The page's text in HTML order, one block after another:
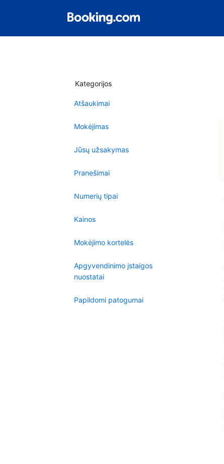
Kategorijos
Atšaukimai
Mokėjimas
Jūsų užsakymas
Pranešimai
Numerių tipai
Kainos
Mokėjimo kortelės
Apgyvendinimo įstaigos
nuostatai
Papildomi patogumai